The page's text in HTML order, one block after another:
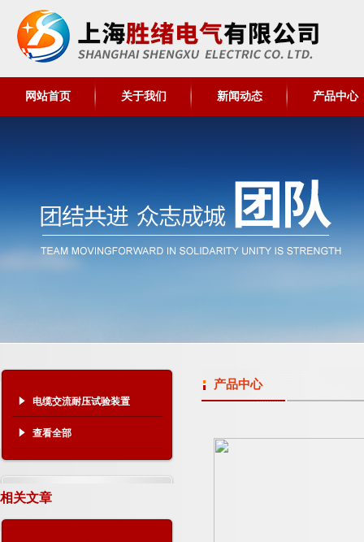
网站首页 关于我们 新闻动态 产品中心
电缆交流耐压试验装置
查看全部
相关文章
产品中心